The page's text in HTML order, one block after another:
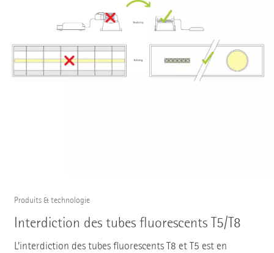
Produits & technologie
Interdiction des tubes fluorescents T5/T8
L’interdiction des tubes fluorescents T8 et T5 est en